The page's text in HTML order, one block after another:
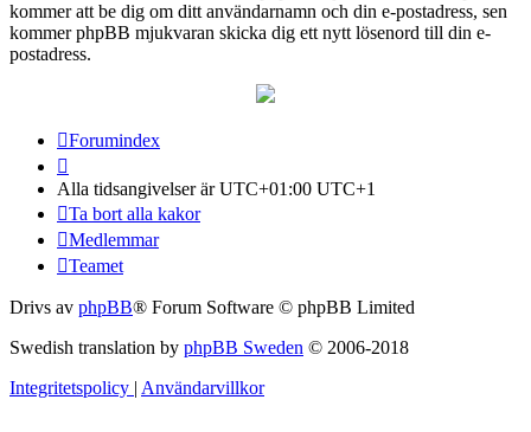
kommer att be dig om ditt användarnamn och din e-postadress, sen
kommer phpBB mjukvaran skicka dig ett nytt lösenord till din e-
postadress.
Forumindex
Alla tidsangivelser är UTC+01:00 UTC+1
Ta bort alla kakor
Medlemmar
Teamet
Drivs av phpBB® Forum Software © phpBB Limited
Swedish translation by phpBB Sweden © 2006-2018
Integritetspolicy | Användarvillkor